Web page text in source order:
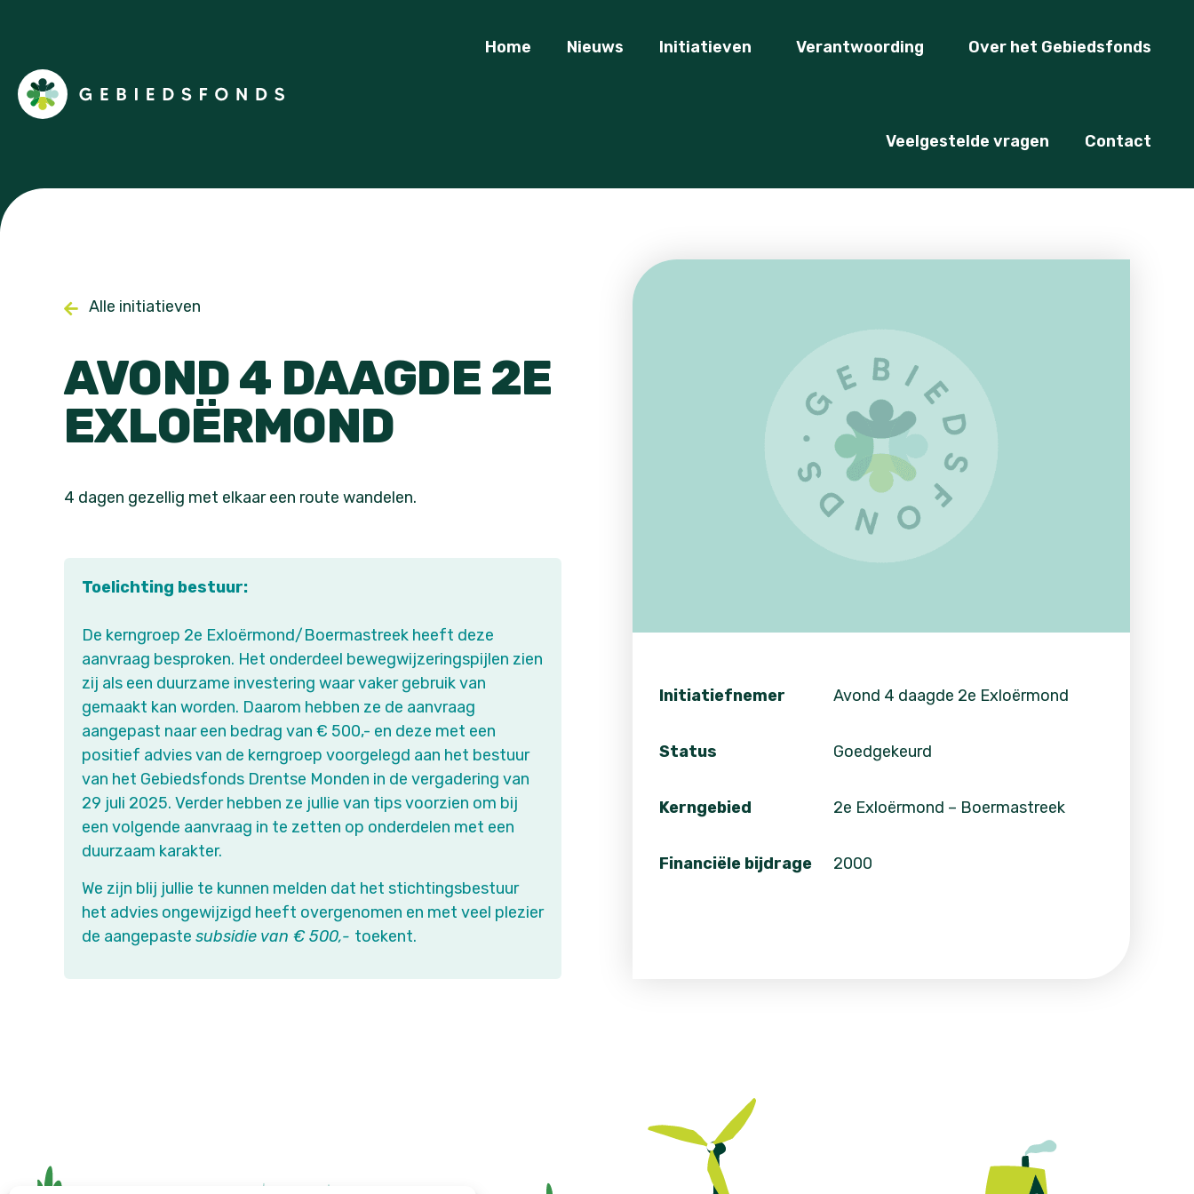
Home Nieuws Initiatieven Verantwoording Over het Gebiedsfonds
Veelgestelde vragen Contact
Alle initiatieven
AVOND 4 DAAGDE 2E
EXLOËRMOND
4 dagen gezellig met elkaar een route wandelen.
Toelichting bestuur:
De kerngroep 2e Exloërmond/Boermastreek heeft deze
aanvraag besproken. Het onderdeel bewegwijzeringspijlen zien
zij als een duurzame investering waar vaker gebruik van
gemaakt kan worden. Daarom hebben ze de aanvraag
aangepast naar een bedrag van € 500,- en deze met een
positief advies van de kerngroep voorgelegd aan het bestuur
van het Gebiedsfonds Drentse Monden in de vergadering van
29 juli 2025. Verder hebben ze jullie van tips voorzien om bij
een volgende aanvraag in te zetten op onderdelen met een
duurzaam karakter.
We zijn blij jullie te kunnen melden dat het stichtingsbestuur
het advies ongewijzigd heeft overgenomen en met veel plezier
de aangepaste subsidie van € 500,- toekent.
Initiatiefnemer Avond 4 daagde 2e Exloërmond
Status Goedgekeurd
Kerngebied 2e Exloërmond – Boermastreek
Financiële bijdrage 2000